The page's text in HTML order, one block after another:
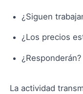
¿Siguen
¿Los precios
¿Responderán?
La actividad